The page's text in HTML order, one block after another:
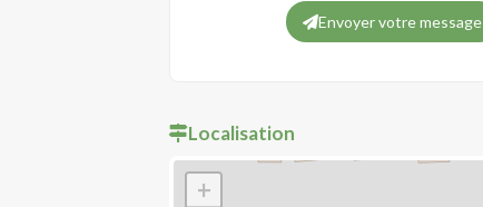
Envoyer votre message
Localisation
+